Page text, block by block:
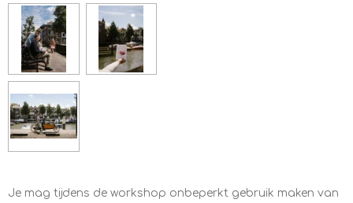
Je mag tijdens de workshop onbeperkt gebruik maken van